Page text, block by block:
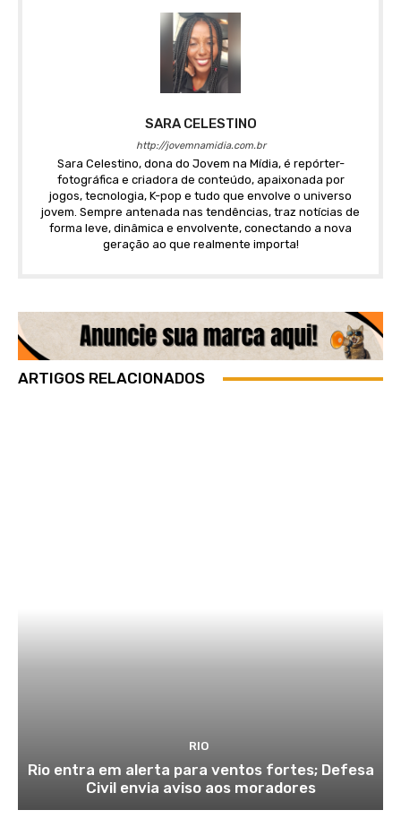
SARA CELESTINO
http://jovemnamidia.com.br
Sara Celestino, dona do Jovem na Mídia, é repórter-
fotográfica e criadora de conteúdo, apaixonada por
jogos, tecnologia, K-pop e tudo que envolve o universo
jovem. Sempre antenada nas tendências, traz notícias de
forma leve, dinâmica e envolvente, conectando a nova
geração ao que realmente importa!
ARTIGOS RELACIONADOS
RIO
Rio entra em alerta para ventos fortes; Defesa
Civil envia aviso aos moradores